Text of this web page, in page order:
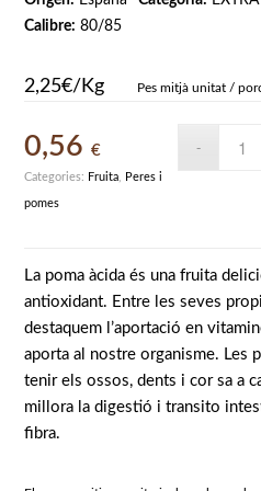
Calibre: 80/85
2,25€/Kg Pes mitjà unitat /
0,56€
Categories: Fruita Peres i
pomes
La poma àcida és una fruita
antioxidant. Entre les seves
destaquem l’aportació en
aporta al nostre organisme. Les
tenir els ossos, dents i cor sa a
millora la digestió i transito
fibra.